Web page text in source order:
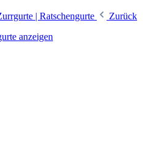
| Ratschengurte
Zurück
anzeigen